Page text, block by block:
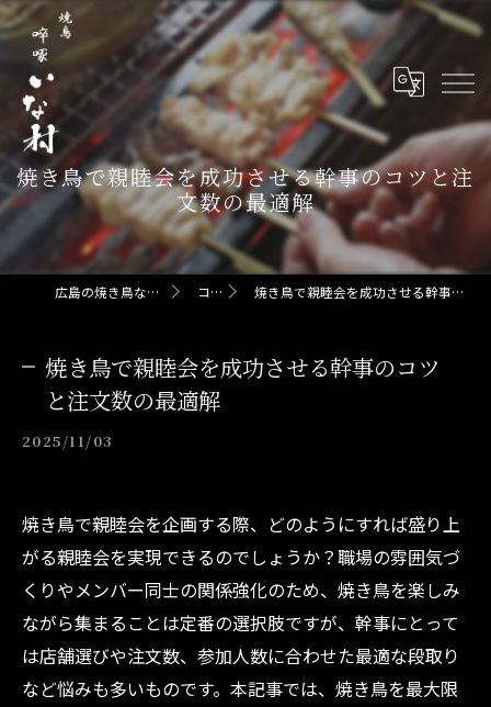
焼き鳥で親睦会を成功させる幹事のコツと注
文数の最適解
広島の焼き鳥なら啐啄 いな村 コラム 焼き鳥で親睦会を成功させる幹事のコツと注文数の最適解
焼き鳥で親睦会を成功させる幹事のコツ
と注文数の最適解
2025/11/03
焼き鳥で親睦会を企画する際、どのようにすれば盛り上
がる親睦会を実現できるのでしょうか？職場の雰囲気づ
くりやメンバー同士の関係強化のため、焼き鳥を楽しみ
ながら集まることは定番の選択肢ですが、幹事にとって
は店舗選びや注文数、参加人数に合わせた最適な段取り
など悩みも多いものです。本記事では、焼き鳥を最大限